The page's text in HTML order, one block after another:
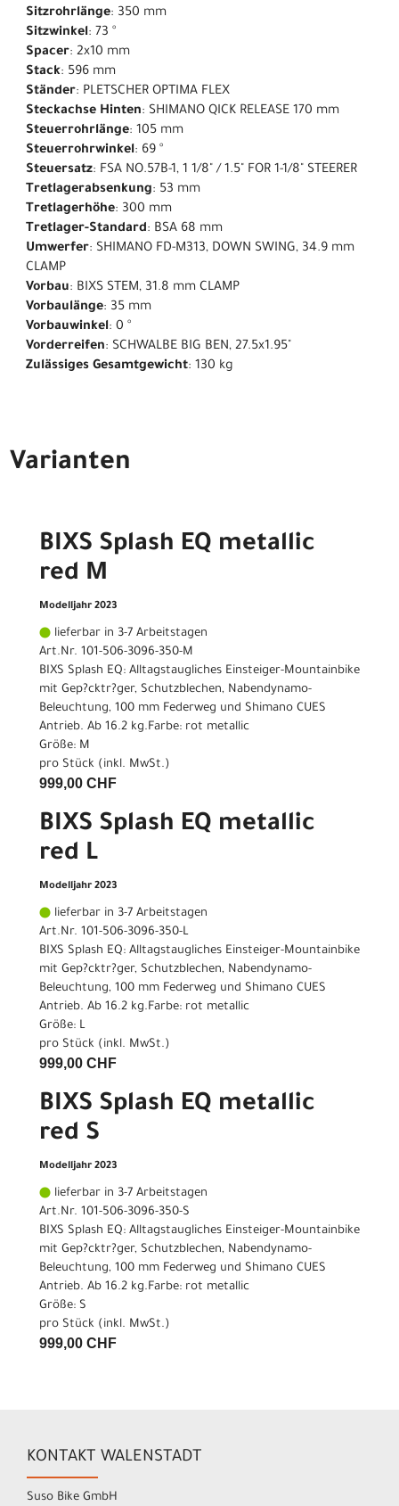
Sitzrohrlänge: 350 mm
Sitzwinkel: 73 °
Spacer: 2x10 mm
Stack: 596 mm
Ständer: PLETSCHER OPTIMA FLEX
Steckachse Hinten: SHIMANO QICK RELEASE 170 mm
Steuerrohrlänge: 105 mm
Steuerrohrwinkel: 69 °
Steuersatz: FSA NO.57B-1, 1 1/8" / 1.5" FOR 1-1/8" STEERER
Tretlagerabsenkung: 53 mm
Tretlagerhöhe: 300 mm
Tretlager-Standard: BSA 68 mm
Umwerfer: SHIMANO FD-M313, DOWN SWING, 34.9 mm
CLAMP
Vorbau: BIXS STEM, 31.8 mm CLAMP
Vorbaulänge: 35 mm
Vorbauwinkel: 0 °
Vorderreifen: SCHWALBE BIG BEN, 27.5x1.95"
Zulässiges Gesamtgewicht: 130 kg
Varianten
BIXS Splash EQ metallic
red M
Modelljahr 2023
lieferbar in 3-7 Arbeitstagen
Art.Nr. 101-506-3096-350-M
BIXS Splash EQ: Alltagstaugliches Einsteiger-Mountainbike
mit Gep?cktr?ger, Schutzblechen, Nabendynamo-
Beleuchtung, 100 mm Federweg und Shimano CUES
Antrieb. Ab 16.2 kg.Farbe: rot metallic
Größe: M
pro Stück (inkl. MwSt.)
999,00 CHF
BIXS Splash EQ metallic
red L
Modelljahr 2023
lieferbar in 3-7 Arbeitstagen
Art.Nr. 101-506-3096-350-L
BIXS Splash EQ: Alltagstaugliches Einsteiger-Mountainbike
mit Gep?cktr?ger, Schutzblechen, Nabendynamo-
Beleuchtung, 100 mm Federweg und Shimano CUES
Antrieb. Ab 16.2 kg.Farbe: rot metallic
Größe: L
pro Stück (inkl. MwSt.)
999,00 CHF
BIXS Splash EQ metallic
red S
Modelljahr 2023
lieferbar in 3-7 Arbeitstagen
Art.Nr. 101-506-3096-350-S
BIXS Splash EQ: Alltagstaugliches Einsteiger-Mountainbike
mit Gep?cktr?ger, Schutzblechen, Nabendynamo-
Beleuchtung, 100 mm Federweg und Shimano CUES
Antrieb. Ab 16.2 kg.Farbe: rot metallic
Größe: S
pro Stück (inkl. MwSt.)
999,00 CHF
KONTAKT WALENSTADT
Suso Bike GmbH